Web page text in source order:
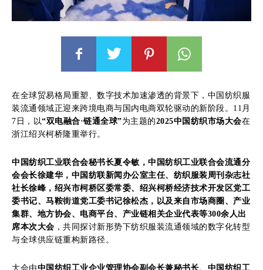
在全球贸易格局重塑、数字技术加速渗透的背景下，中国纺织服
装流通领域正迎来跨境电商与国内电商双轮驱动的新阶段。11月
7日，以“双电融合·链通全球”为主题的2025中国纺织市场大会在
浙江绍兴柯桥隆重举行。
中国纺织工业联合会秘书长夏令敏，中国纺织工业联合会流通分
会会长徐建华，中国纺联新闻办公室主任、纺织服装周刊杂志社
社长徐峰，绍兴市柯桥区委常委、绍兴柯桥经济技术开发区党工
委书记、马鞍街道党工委书记徐松杰，以及来自市场商圈、产业
集群、地方协会、电商平台、产业链相关企业代表等300余人出
席本次大会 ，共同探讨新形势下纺织服装流通领域的数字化转型
与全球供应链重构新路径。
大会由中国纺织工业企业管理协会副会长兼秘书长、中国纺织工